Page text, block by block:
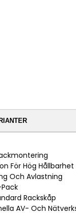
För Hög Hållbarhet
Och Avlastning
Rackskåp
AV- Och